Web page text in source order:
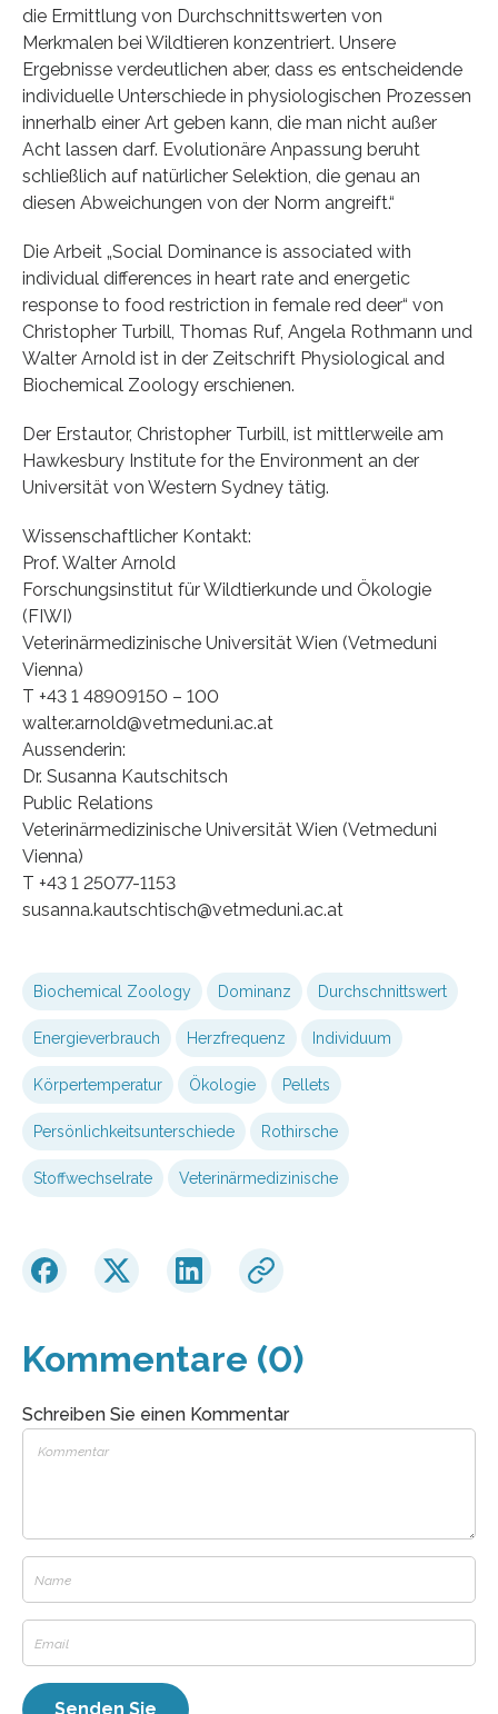
die Ermittlung von Durchschnittswerten von
Merkmalen bei Wildtieren konzentriert. Unsere
Ergebnisse verdeutlichen aber, dass es entscheidende
individuelle Unterschiede in physiologischen Prozessen
innerhalb einer Art geben kann, die man nicht außer
Acht lassen darf. Evolutionäre Anpassung beruht
schließlich auf natürlicher Selektion, die genau an
diesen Abweichungen von der Norm angreift.“
Die Arbeit „Social Dominance is associated with
individual differences in heart rate and energetic
response to food restriction in female red deer“ von
Christopher Turbill, Thomas Ruf, Angela Rothmann und
Walter Arnold ist in der Zeitschrift Physiological and
Biochemical Zoology erschienen.
Der Erstautor, Christopher Turbill, ist mittlerweile am
Hawkesbury Institute for the Environment an der
Universität von Western Sydney tätig.
Wissenschaftlicher Kontakt:
Prof. Walter Arnold
Forschungsinstitut für Wildtierkunde und Ökologie
(FIWI)
Veterinärmedizinische Universität Wien (Vetmeduni
Vienna)
T +43 1 48909150 – 100
walter.arnold@vetmeduni.ac.at
Aussenderin:
Dr. Susanna Kautschitsch
Public Relations
Veterinärmedizinische Universität Wien (Vetmeduni
Vienna)
T +43 1 25077-1153
susanna.kautschtisch@vetmeduni.ac.at
Biochemical Zoology Dominanz Durchschnittswert
Energieverbrauch Herzfrequenz Individuum
Körpertemperatur Ökologie Pellets
Persönlichkeitsunterschiede Rothirsche
Stoffwechselrate Veterinärmedizinische
Kommentare (0)
Schreiben Sie einen Kommentar